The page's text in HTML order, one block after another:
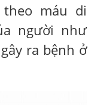
máu di
người như
ra bệnh ở